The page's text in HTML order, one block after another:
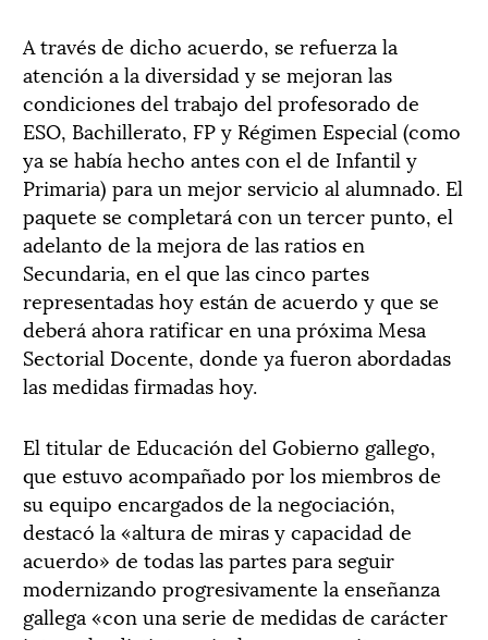
A través de dicho acuerdo, se refuerza la
atención a la diversidad y se mejoran las
condiciones del trabajo del profesorado de
ESO, Bachillerato, FP y Régimen Especial (como
ya se había hecho antes con el de Infantil y
Primaria) para un mejor servicio al alumnado. El
paquete se completará con un tercer punto, el
adelanto de la mejora de las ratios en
Secundaria, en el que las cinco partes
representadas hoy están de acuerdo y que se
deberá ahora ratificar en una próxima Mesa
Sectorial Docente, donde ya fueron abordadas
las medidas firmadas hoy.
El titular de Educación del Gobierno gallego,
que estuvo acompañado por los miembros de
su equipo encargados de la negociación,
destacó la «altura de miras y capacidad de
acuerdo» de todas las partes para seguir
modernizando progresivamente la enseñanza
gallega «con una serie de medidas de carácter